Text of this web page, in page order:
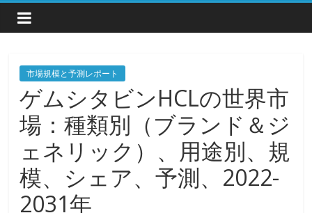
プ
市場規模と予測レポート
ゲムシタビンHCLの世界市
場：種類別（ブランド＆ジ
ェネリック）、用途別、規
模、シェア、予測、2022-
2031年